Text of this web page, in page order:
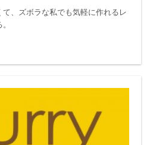
、ズボラな私でも気軽に作れるレ